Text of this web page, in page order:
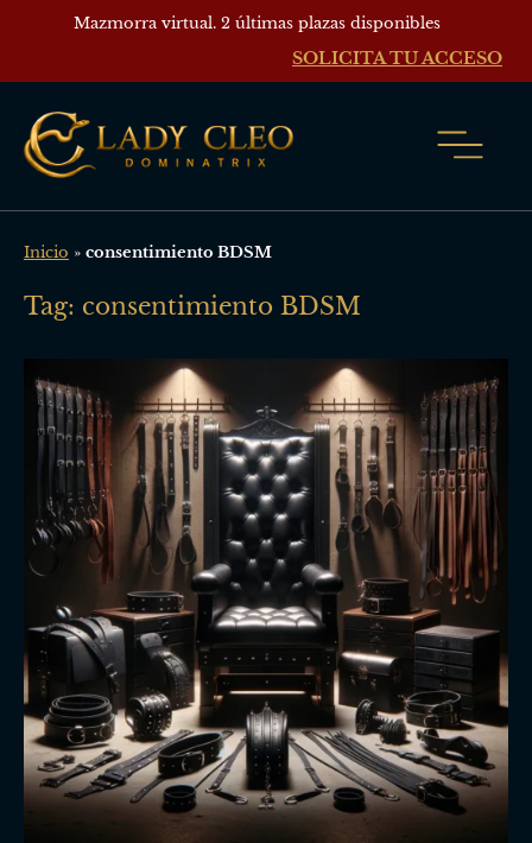
Mazmorra virtual. 2 últimas plazas disponibles
SOLICITA TU ACCESO
Inicio » consentimiento BDSM
Tag: consentimiento BDSM